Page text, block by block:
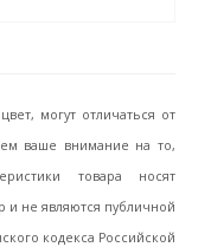
могут отличаться от
ваше внимание на то,
товара носят
не являются публичной
кодекса Российской